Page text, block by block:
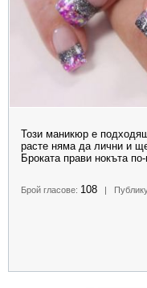
Този маникюр е
расте няма да лични и
Броката прави нокъта
Брой гласове: 108 |